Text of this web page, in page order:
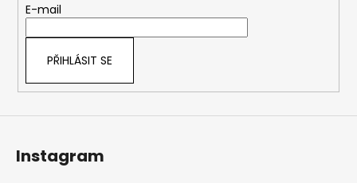
E-mail
PŘIHLÁSIT SE
Instagram